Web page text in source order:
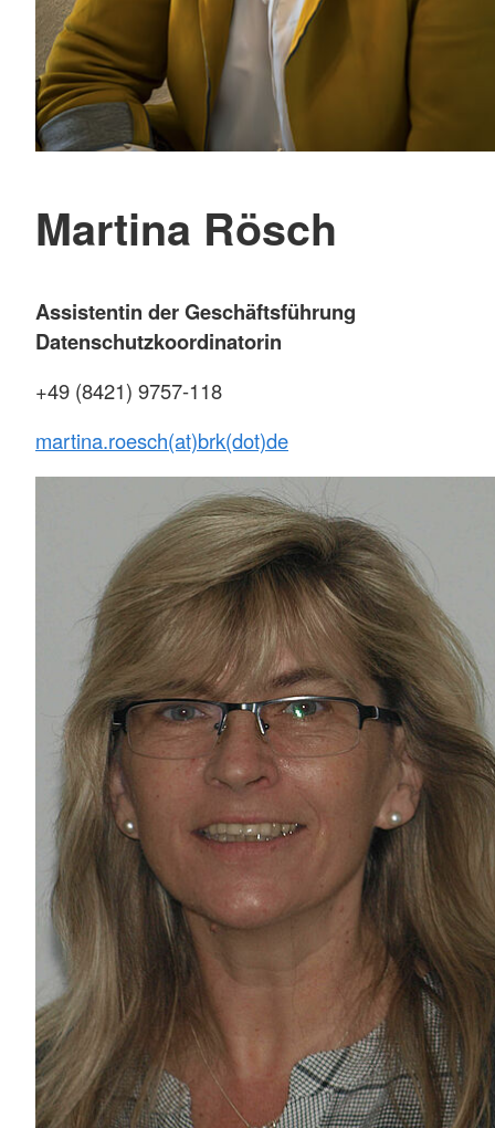
Martina Rösch
Assistentin der Geschäftsführung
Datenschutzkoordinatorin
+49 (8421) 9757-118
martina.roesch(at)brk(dot)de